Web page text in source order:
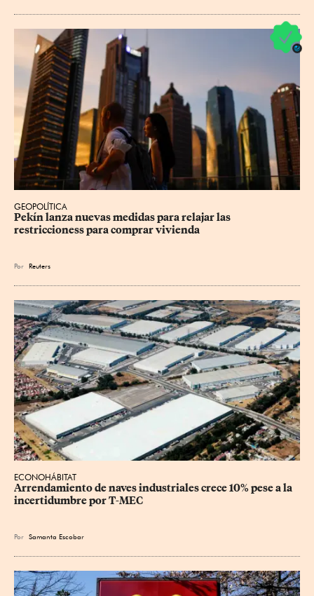
GEOPOLÍTICA
Pekín lanza nuevas medidas para relajar ⁠las
restriccioness para comprar vivienda
Por Reuters
ECONOHÁBITAT
Arrendamiento de naves industriales crece 10% pese a la
incertidumbre por T-MEC
Por Samanta Escobar